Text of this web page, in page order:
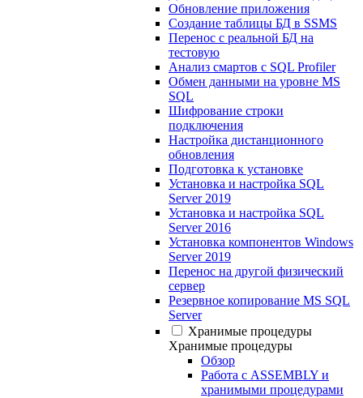
Обновление приложения
Создание таблицы БД в SSMS
Перенос с реальной БД на
тестовую
Анализ смартов с SQL Profiler
Обмен данными на уровне MS
SQL
Шифрование строки
подключения
Настройка дистанционного
обновления
Подготовка к установке
Установка и настройка SQL
Server 2019
Установка и настройка SQL
Server 2016
Установка компонентов Windows
Server 2019
Перенос на другой физический
сервер
Резервное копирование MS SQL
Server
Хранимые процедуры
Хранимые процедуры
Обзор
Работа с ASSEMBLY и
хранимыми процедурами